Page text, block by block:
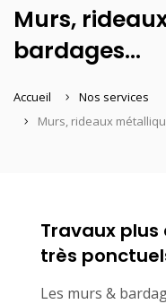
Murs,
bardages...
Accueil
Nos services
Murs, rideaux
Travaux
très
Les murs &